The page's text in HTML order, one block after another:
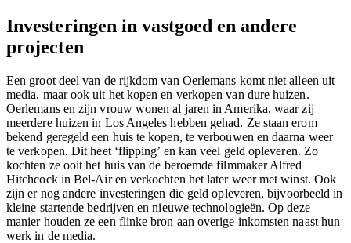
Investeringen in vastgoed en andere
projecten
Een groot deel van de rijkdom van Oerlemans komt niet alleen uit
media, maar ook uit het kopen en verkopen van dure huizen.
Oerlemans en zijn vrouw wonen al jaren in Amerika, waar zij
meerdere huizen in Los Angeles hebben gehad. Ze staan erom
bekend geregeld een huis te kopen, te verbouwen en daarna weer
te verkopen. Dit heet ‘flipping’ en kan veel geld opleveren. Zo
kochten ze ooit het huis van de beroemde filmmaker Alfred
Hitchcock in Bel-Air en verkochten het later weer met winst. Ook
zijn er nog andere investeringen die geld opleveren, bijvoorbeeld in
kleine startende bedrijven en nieuwe technologieën. Op deze
manier houden ze een flinke bron aan overige inkomsten naast hun
werk in de media.